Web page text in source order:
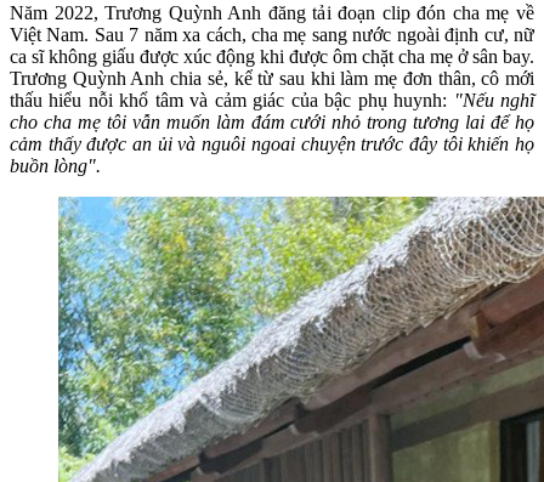
Năm 2022, Trương Quỳnh Anh đăng tải đoạn clip đón cha mẹ về
Việt Nam. Sau 7 năm xa cách, cha mẹ sang nước ngoài định cư, nữ
ca sĩ không giấu được xúc động khi được ôm chặt cha mẹ ở sân bay.
Trương Quỳnh Anh chia sẻ, kể từ sau khi làm mẹ đơn thân, cô mới
thấu hiểu nỗi khổ tâm và cảm giác của bậc phụ huynh: "Nếu nghĩ
cho cha mẹ tôi vẫn muốn làm đám cưới nhỏ trong tương lai để họ
cảm thấy được an ủi và nguôi ngoai chuyện trước đây tôi khiến họ
buồn lòng".